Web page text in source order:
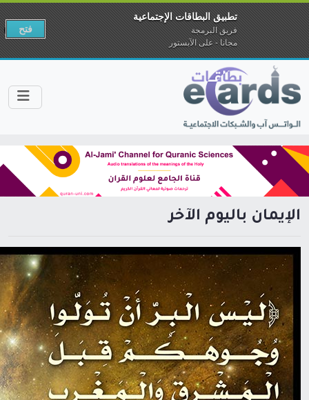
الإيمان باليوم الآخر
تطبيق البطاقات الإجتماعية
فريق البرمجة
مجانا - على الآبستور
فتح